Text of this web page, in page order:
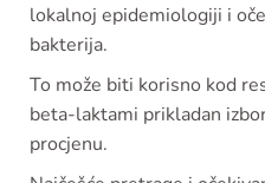
lokalnoj epidemiologiji i
bakterija.
To može biti korisno kod
beta-laktami prikladan
procjenu.